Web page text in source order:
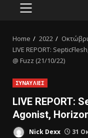
Home 2022
LIVE REPORT:
@ Fuzz (21/10/22)
ΣΥΝΑΥΛΙΕΣ
LIVE REPORT:
Agonist,
Nick Dexx 31